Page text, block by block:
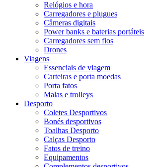
Relógios e hora
Carregadores e plugues
Câmeras digitais
Power banks e baterias portáteis
Carregadores sem fios
Drones
Viagens
Essenciais de viagem
Carteiras e porta moedas
Porta fatos
Malas e trolleys
Desporto
Coletes Desportivos
Bonés desportivos
Toalhas Desporto
Calças Desporto
Fatos de treino
Equipamentos